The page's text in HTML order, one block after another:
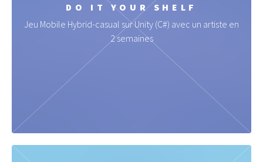
DO IT YOUR SHELF
Jeu Mobile Hybrid-casual sur Unity (C#) avec un artiste en
2 semaines